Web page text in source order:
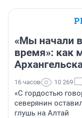
«Мы начали
время»: как
16 часов 10 269
«С гордостью
северянин
глушь на Алтай